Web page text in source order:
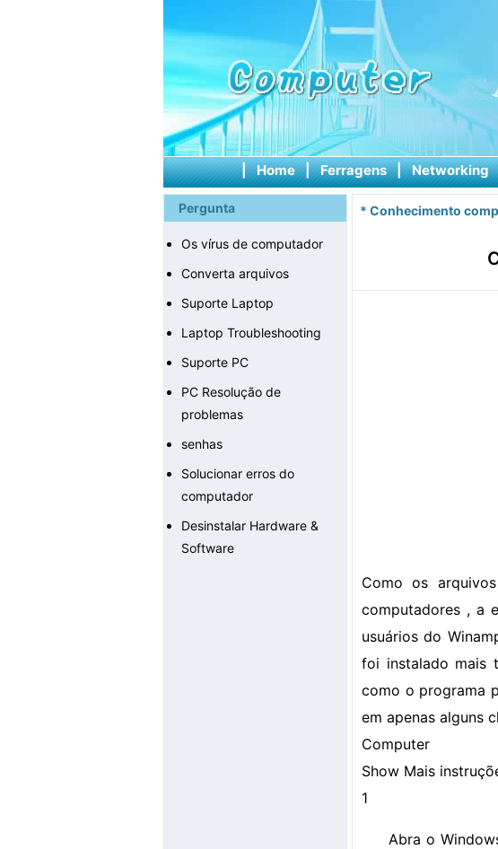
| Home | Ferragens | Networking
Pergunta
Os vírus de computador
Converta arquivos
Suporte Laptop
Laptop Troubleshooting
Suporte PC
PC Resolução de
problemas
senhas
Solucionar erros do
computador
Desinstalar Hardware &
Software
* Conhecimento
Como os
computadores , a
usuários do
foi instalado mais
como o programa
em apenas alguns
Computer
Show Mais
1
Abra o